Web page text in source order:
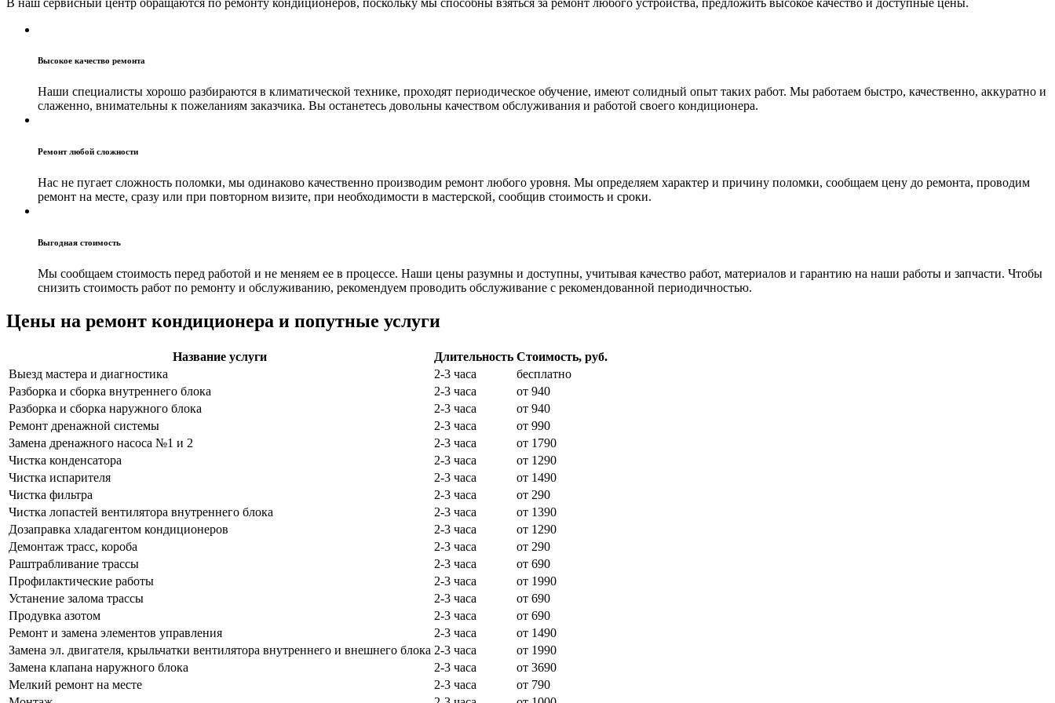
Высокое качество ремонта
Наши специалисты хорошо разбираются в климатической технике, проходят периодическое обучение, имеют солидный опыт таких работ. Мы работаем быстро, качественно, аккуратно и
слаженно, внимательны к пожеланиям заказчика. Вы останетесь довольны качеством обслуживания и работой своего кондиционера.
Ремонт любой сложности
Нас не пугает сложность поломки, мы одинаково качественно производим ремонт любого уровня. Мы определяем характер и причину поломки, сообщаем цену до ремонта, проводим
ремонт на месте, сразу или при повторном визите, при необходимости в мастерской, сообщив стоимость и сроки.
Выгодная стоимость
Мы сообщаем стоимость перед работой и не меняем ее в процессе. Наши цены разумны и доступны, учитывая качество работ, материалов и гарантию на наши работы и запчасти. Чтобы
снизить стоимость работ по ремонту и обслуживанию, рекомендуем проводить обслуживание с рекомендованной периодичностью.
Цены на ремонт кондиционера и попутные услуги
Название услуги Длительность Стоимость, руб.
Выезд мастера и диагностика
2-3 часа
бесплатно
Разборка и сборка внутреннего блока
2-3 часа
от 940
Разборка и сборка наружного блока
2-3 часа
от 940
Ремонт дренажной системы
2-3 часа
от 990
Замена дренажного насоса №1 и 2
2-3 часа
от 1790
Чистка конденсатора
2-3 часа
от 1290
Чистка испарителя
2-3 часа
от 1490
Чистка фильтра
2-3 часа
от 290
Чистка лопастей вентилятора внутреннего блока
2-3 часа
от 1390
Дозаправка хладагентом кондиционеров
2-3 часа
от 1290
Демонтаж трасс, короба
2-3 часа
от 290
Раштрабливание трассы
2-3 часа
от 690
Профилактические работы
2-3 часа
от 1990
Устанение залома трассы
2-3 часа
от 690
Продувка азотом
2-3 часа
от 690
Ремонт и замена элементов управления
2-3 часа
от 1490
Замена эл. двигателя, крыльчатки вентилятора внутреннего и внешнего блока 2-3 часа
от 1990
Замена клапана наружного блока
2-3 часа
от 3690
Мелкий ремонт на месте
2-3 часа
от 790